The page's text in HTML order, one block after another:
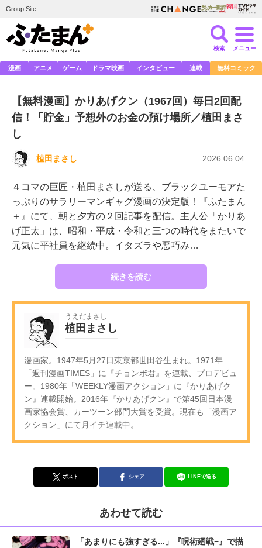
Group Site
検索 メニュー
漫画 アニメ ゲーム ドラマ映画 インタビュー 連載 無料コミック
【無料漫画】かりあげクン（1967回）毎日2回配
信！「貯金」予想外のお金の預け場所／植田まさ
し
植田まさし 2026.06.04
４コマの巨匠・植田まさしが送る、ブラックユーモアた
っぷりのサラリーマンギャグ漫画の決定版！『ふたまん
＋』にて、朝と夕方の２回記事を配信。主人公「かりあ
げ正太」は、昭和・平成・令和と三つの時代をまたいで
元気に平社員を継続中。イタズラや悪巧み…
続きを読む
うえだまさし
植田まさし
漫画家。1947年5月27日東京都世田谷生まれ。1971年
「週刊漫画TIMES」に『チョンボ君』を連載、プロデビュ
ー。1980年「WEEKLY漫画アクション」に『かりあげク
ン』連載開始。2016年『かりあげクン』で第45回日本漫
画家協会賞、カーツーン部門大賞を受賞。現在も「漫画ア
クション」にて月イチ連載中。
ポスト シェア LINEで送る
あわせて読む
「あまりにも強すぎる...」『呪術廻戦≡』で描